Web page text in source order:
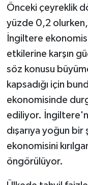
Önceki çeyreklik
yüzde 0,2 olurken,
İngiltere
etkilerine karşın
söz konusu
kapsadığı için
ekonomisinde
ediliyor.
dışarıya yoğun bir
ekonomisini
öngörülüyor.